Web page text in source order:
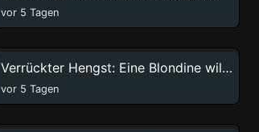
vor 5 Tagen
Verrückter Hengst: Eine Blondine will ihn hart
vor 5 Tagen